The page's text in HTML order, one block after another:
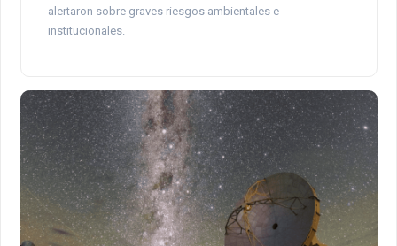
alertaron sobre graves riesgos ambientales e
institucionales.